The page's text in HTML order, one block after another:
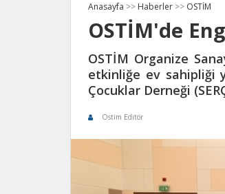
Anasayfa >> Haberler >> OSTİM
OSTİM'de
OSTİM Organize
etkinliğe ev sahipliği
Çocuklar Derneği
Ostim Editör